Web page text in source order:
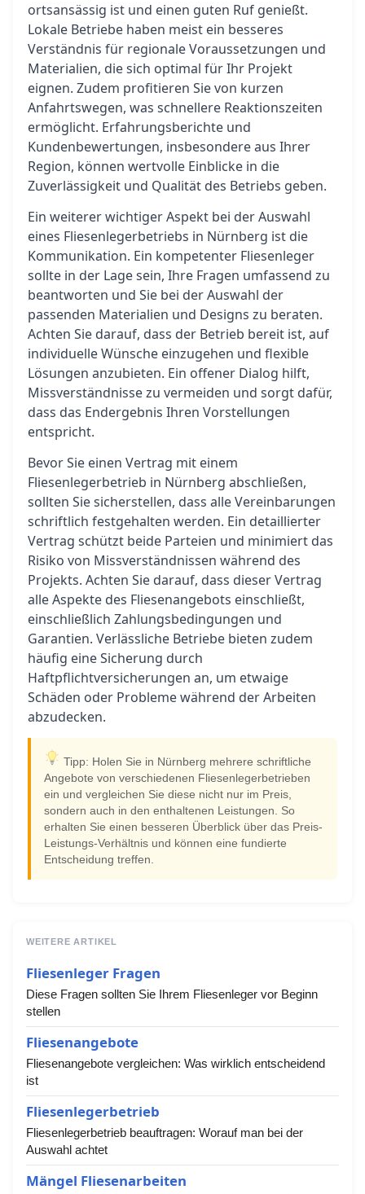
ortsansässig ist und einen guten Ruf genießt.
Lokale Betriebe haben meist ein besseres
Verständnis für regionale Voraussetzungen und
Materialien, die sich optimal für Ihr Projekt
eignen. Zudem profitieren Sie von kurzen
Anfahrtswegen, was schnellere Reaktionszeiten
ermöglicht. Erfahrungsberichte und
Kundenbewertungen, insbesondere aus Ihrer
Region, können wertvolle Einblicke in die
Zuverlässigkeit und Qualität des Betriebs geben.
Ein weiterer wichtiger Aspekt bei der Auswahl
eines Fliesenlegerbetriebs in Nürnberg ist die
Kommunikation. Ein kompetenter Fliesenleger
sollte in der Lage sein, Ihre Fragen umfassend zu
beantworten und Sie bei der Auswahl der
passenden Materialien und Designs zu beraten.
Achten Sie darauf, dass der Betrieb bereit ist, auf
individuelle Wünsche einzugehen und flexible
Lösungen anzubieten. Ein offener Dialog hilft,
Missverständnisse zu vermeiden und sorgt dafür,
dass das Endergebnis Ihren Vorstellungen
entspricht.
Bevor Sie einen Vertrag mit einem
Fliesenlegerbetrieb in Nürnberg abschließen,
sollten Sie sicherstellen, dass alle Vereinbarungen
schriftlich festgehalten werden. Ein detaillierter
Vertrag schützt beide Parteien und minimiert das
Risiko von Missverständnissen während des
Projekts. Achten Sie darauf, dass dieser Vertrag
alle Aspekte des Fliesenangebots einschließt,
einschließlich Zahlungsbedingungen und
Garantien. Verlässliche Betriebe bieten zudem
häufig eine Sicherung durch
Haftpflichtversicherungen an, um etwaige
Schäden oder Probleme während der Arbeiten
abzudecken.
Tipp: Holen Sie in Nürnberg mehrere schriftliche
Angebote von verschiedenen Fliesenlegerbetrieben
ein und vergleichen Sie diese nicht nur im Preis,
sondern auch in den enthaltenen Leistungen. So
erhalten Sie einen besseren Überblick über das Preis-
Leistungs-Verhältnis und können eine fundierte
Entscheidung treffen.
WEITERE ARTIKEL
Fliesenleger Fragen
Diese Fragen sollten Sie Ihrem Fliesenleger vor Beginn
stellen
Fliesenangebote
Fliesenangebote vergleichen: Was wirklich entscheidend
ist
Fliesenlegerbetrieb
Fliesenlegerbetrieb beauftragen: Worauf man bei der
Auswahl achtet
Mängel Fliesenarbeiten